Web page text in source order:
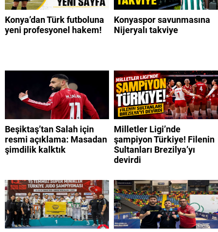
Konya’dan Türk futboluna
yeni profesyonel hakem!
Konyaspor savunmasına
Nijeryalı takviye
Beşiktaş’tan Salah için
resmi açıklama: Masadan
şimdilik kalktık
Milletler Ligi’nde
şampiyon Türkiye! Filenin
Sultanları Brezilya’yı
devirdi